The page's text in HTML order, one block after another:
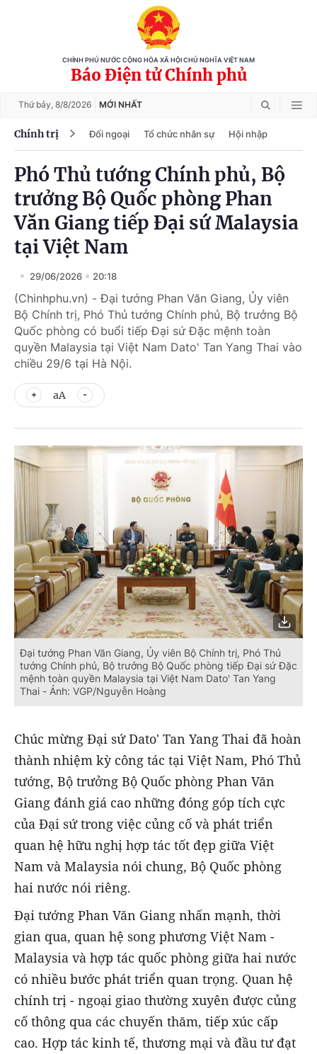
CHÍNH PHỦ NƯỚC CỘNG HÒA XÃ HỘI CHỦ NGHĨA VIỆT NAM
Báo Điện tử Chính phủ
Thứ bảy, 8/8/2026 MỚI NHẤT
Chính trị Đối ngoại Tổ chức nhân sự Hội nhập
Phó Thủ tướng Chính phủ, Bộ
trưởng Bộ Quốc phòng Phan
Văn Giang tiếp Đại sứ Malaysia
tại Việt Nam
29/06/2026 20:18
(Chinhphu.vn) - Đại tướng Phan Văn Giang, Ủy viên
Bộ Chính trị, Phó Thủ tướng Chính phủ, Bộ trưởng Bộ
Quốc phòng có buổi tiếp Đại sứ Đặc mệnh toàn
quyền Malaysia tại Việt Nam Dato' Tan Yang Thai vào
chiều 29/6 tại Hà Nội.
aA
Đại tướng Phan Văn Giang, Ủy viên Bộ Chính trị, Phó Thủ
tướng Chính phủ, Bộ trưởng Bộ Quốc phòng tiếp Đại sứ Đặc
mệnh toàn quyền Malaysia tại Việt Nam Dato' Tan Yang
Thai - Ảnh: VGP/Nguyễn Hoàng
Chúc mừng Đại sứ Dato' Tan Yang Thai đã hoàn
thành nhiệm kỳ công tác tại Việt Nam, Phó Thủ
tướng, Bộ trưởng Bộ Quốc phòng Phan Văn
Giang đánh giá cao những đóng góp tích cực
của Đại sứ trong việc củng cố và phát triển
quan hệ hữu nghị hợp tác tốt đẹp giữa Việt
Nam và Malaysia nói chung, Bộ Quốc phòng
hai nước nói riêng.
Đại tướng Phan Văn Giang nhấn mạnh, thời
gian qua, quan hệ song phương Việt Nam -
Malaysia và hợp tác quốc phòng giữa hai nước
có nhiều bước phát triển quan trọng. Quan hệ
chính trị - ngoại giao thường xuyên được củng
cố thông qua các chuyến thăm, tiếp xúc cấp
cao. Hợp tác kinh tế, thương mại và đầu tư đạt